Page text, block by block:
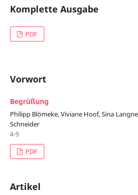
Komplette Ausgabe
PDF
Vorwort
Begrüßung
Philipp Blömeke, Viviane Hoof, Sina
Schneider
4-9
PDF
Artikel